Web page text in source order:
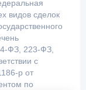
видов сделок
ФЗ, 223-ФЗ,
с
р от
по